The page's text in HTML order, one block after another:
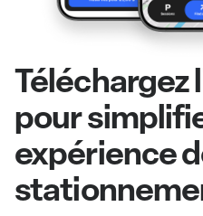
pour
expérience